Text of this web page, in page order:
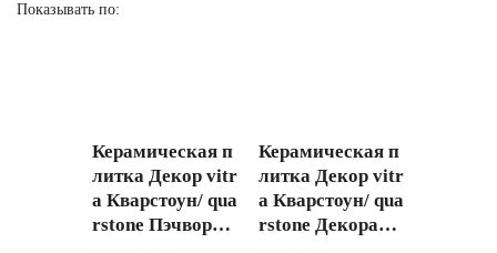
Показывать по:
Керамическая п
литка Декор vitr
a Кварстоун/ qua
rstone Пэчворк r
Керамическая п
литка Декор vitr
a Кварстоун/ qua
rstone Декорати